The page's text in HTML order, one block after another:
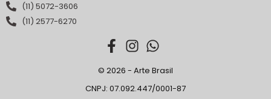
(11) 5072-3606
(11) 2577-6270
© 2026 - Arte Brasil
CNPJ: 07.092.447/0001-87